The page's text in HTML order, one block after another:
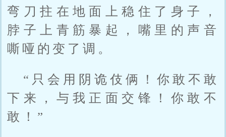
弯刀拄在地面上稳住了身子，
脖子上青筋暴起，嘴里的声音
嘶哑的变了调。
“只会用阴诡伎俩！你敢不敢
下来，与我正面交锋！你敢不
敢！”